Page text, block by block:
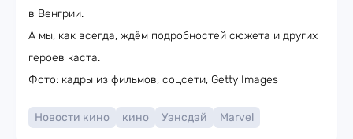
в Венгрии.
А мы, как всегда, ждём подробностей сюжета и других
героев каста.
Фото: кадры из фильмов, соцсети, Getty Images
Новости кино кино Уэнсдэй Marvel